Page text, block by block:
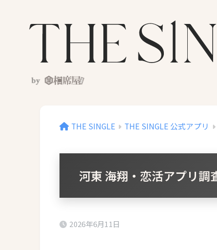
THE SINGLE THE SINGLE 公式アプリ
河東 海翔・恋活アプリ調
2026年6月11日